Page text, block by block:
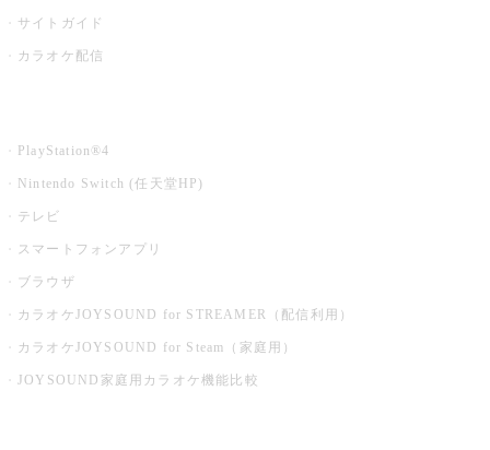
サイトガイド
カラオケ配信
PlayStation®4
Nintendo Switch (任天堂HP)
テレビ
スマートフォンアプリ
ブラウザ
カラオケJOYSOUND for STREAMER（配信利用）
カラオケJOYSOUND for Steam（家庭用）
JOYSOUND家庭用カラオケ機能比較